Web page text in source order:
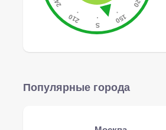
Популярные города